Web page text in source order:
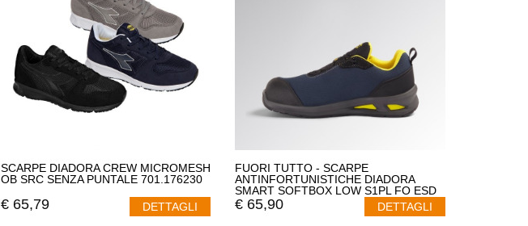
SCARPE DIADORA CREW MICROMESH
OB SRC SENZA PUNTALE 701.176230
€ 65,79 DETTAGLI
FUORI TUTTO - SCARPE
ANTINFORTUNISTICHE DIADORA
SMART SOFTBOX LOW S1PL FO ESD
SR 701.179958 NUMERO 43 COLORE
BLU
€ 65,90 DETTAGLI